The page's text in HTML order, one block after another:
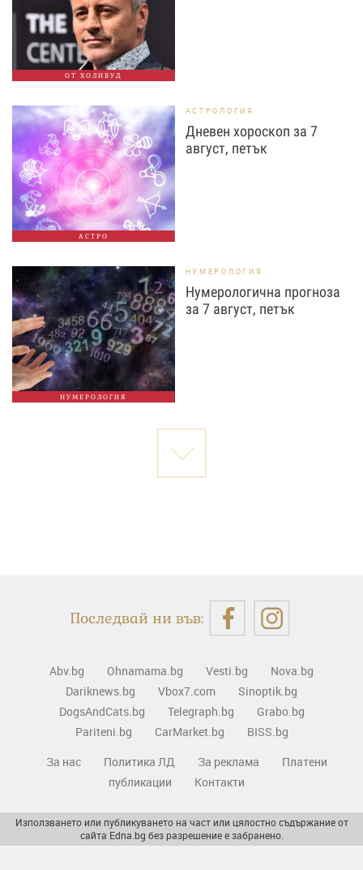
ОТ ХОЛИВУД
АСТРО
АСТРОЛОГИЯ
Дневен хороскоп за 7
август, петък
НУМЕРОЛОГИЯ
НУМЕРОЛОГИЯ
Нумерологична прогноза
за 7 август, петък
Последвай ни във:
Abv.bg Ohnamama.bg Vesti.bg
Nova.bg
Dariknews.bg
Vbox7.com
Sinoptik.bg
DogsAndCats.bg
Telegraph.bg
Grabo.bg
Pariteni.bg
CarMarket.bg
BISS.bg
За нас
Политика ЛД За реклама
Платени
публикации
Контакти
Използването или публикуването на част или цялостно съдържание от
сайта Edna.bg без разрешение е забранено.